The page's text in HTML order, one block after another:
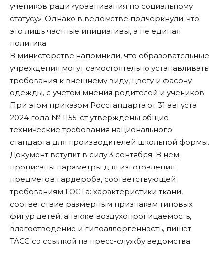
учеников ради «уравнивания по социальному
статусу». Однако в ведомстве подчеркнули, что
это лишь частные инициативы, а не единая
политика.
В министерстве напомнили, что образовательные
учреждения могут самостоятельно устанавливать
требования к внешнему виду, цвету и фасону
одежды, с учетом мнения родителей и учеников.
При этом приказом Росстандарта от 31 августа
2024 года № 1155-ст утверждены общие
технические требования национального
стандарта для производителей школьной формы.
Документ вступит в силу 3 сентября. В нем
прописаны параметры для изготовления
предметов гардероба, соответствующей
требованиям ГОСТа: характеристики ткани,
соответствие размерным признакам типовых
фигур детей, а также воздухопроницаемость,
влагоотведение и гипоаллергенность, пишет
ТАСС со ссылкой на пресс-службу ведомства.